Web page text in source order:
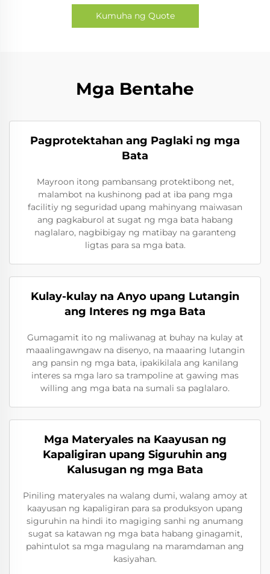
Kumuha ng Quote
Mga Bentahe
Pagprotektahan ang Paglaki ng mga
Bata
Mayroon itong pambansang protektibong net,
malambot na kushinong pad at iba pang mga
facilitiy ng seguridad upang mahinyang maiwasan
ang pagkaburol at sugat ng mga bata habang
naglalaro, nagbibigay ng matibay na garanteng
ligtas para sa mga bata.
Kulay-kulay na Anyo upang Lutangin
ang Interes ng mga Bata
Gumagamit ito ng maliwanag at buhay na kulay at
maaalingawngaw na disenyo, na maaaring lutangin
ang pansin ng mga bata, ipakikilala ang kanilang
interes sa mga laro sa trampoline at gawing mas
willing ang mga bata na sumali sa paglalaro.
Mga Materyales na Kaayusan ng
Kapaligiran upang Siguruhin ang
Kalusugan ng mga Bata
Piniling materyales na walang dumi, walang amoy at
kaayusan ng kapaligiran para sa produksyon upang
siguruhin na hindi ito magiging sanhi ng anumang
sugat sa katawan ng mga bata habang ginagamit,
pahintulot sa mga magulang na maramdaman ang
kasiyahan.